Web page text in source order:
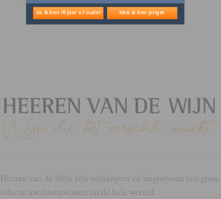
Heeren van de Wijn zijn wijnkopers en importeren een grote
selectie kwaliteitswijnen uit de hele wereld.
Ja, ik ben 18 jaar of ouder Nee, ik ben jonger